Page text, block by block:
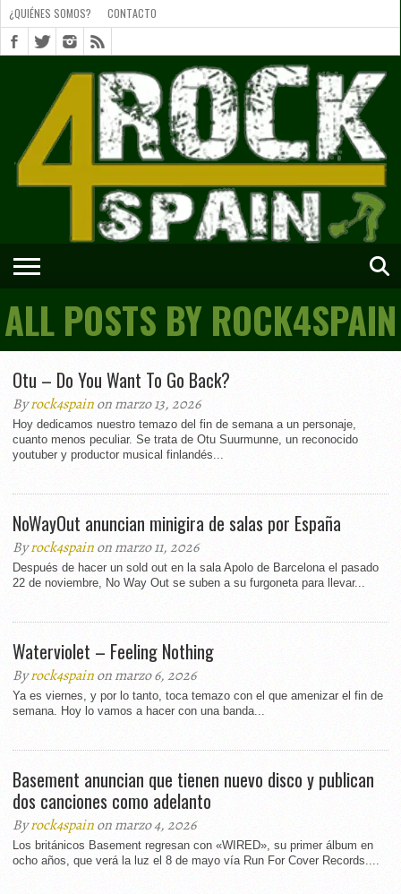
SOMOS?
CONTACTO
SHORTS
¿QUIÉNES SOMOS? CONTACTO
ALL POSTS BY ROCK4SPAIN
Otu – Do You Want To Go Back?
Byrock4spainon marzo 13, 2026
Hoy dedicamos nuestro temazo del fin de semana a un personaje,
cuanto menos peculiar. Se trata de Otu Suurmunne, un reconocido
youtuber y productor musical finlandés...
NoWayOut anuncian minigira de salas por España
Byrock4spainon marzo 11, 2026
Después de hacer un sold out en la sala Apolo de Barcelona el pasado
22 de noviembre, No Way Out se suben a su furgoneta para llevar...
Waterviolet – Feeling Nothing
Byrock4spainon marzo 6, 2026
Ya es viernes, y por lo tanto, toca temazo con el que amenizar el fin de
semana. Hoy lo vamos a hacer con una banda...
Basement anuncian que tienen nuevo disco y publican
dos canciones como adelanto
Byrock4spainon marzo 4, 2026
Los británicos Basement regresan con «WIRED», su primer álbum en
ocho años, que verá la luz el 8 de mayo vía Run For Cover Records....